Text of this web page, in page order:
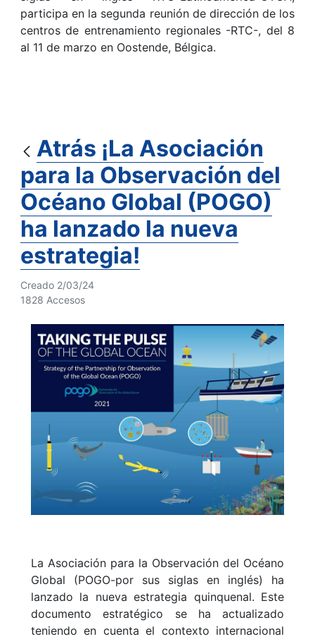
participa en la segunda reunión de dirección de los
centros de entrenamiento regionales -RTC-, del 8
al 11 de marzo en Oostende, Bélgica.
Atrás ¡La Asociación
para la Observación del
Océano Global (POGO)
ha lanzado la nueva
estrategia!
Creado 2/03/24
1828 Accesos
La Asociación para la Observación del Océano
Global (POGO-por sus siglas en inglés) ha
lanzado la nueva estrategia quinquenal. Este
documento estratégico se ha actualizado
teniendo en cuenta el contexto internacional